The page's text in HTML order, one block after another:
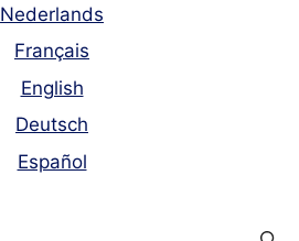
Nederlands
Français
English
Deutsch
Español